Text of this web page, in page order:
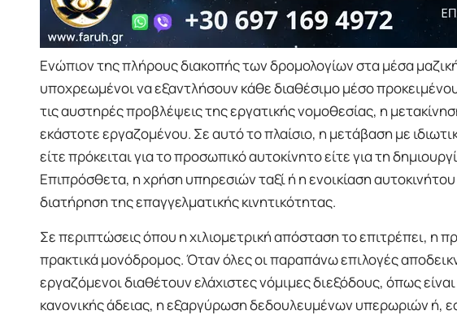
Ενώπιον της πλήρους διακοπής των δρομολογίων στα μέσα
υποχρεωμένοι να εξαντλήσουν κάθε διαθέσιμο μέσο
τις αυστηρές προβλέψεις της εργατικής νομοθεσίας, η
εκάστοτε εργαζομένου. Σε αυτό το πλαίσιο, η μετάβαση με
είτε πρόκειται για το προσωπικό αυτοκίνητο είτε για τη
Επιπρόσθετα, η χρήση υπηρεσιών ταξί ή η ενοικίαση
διατήρηση της επαγγελματικής κινητικότητας.
Σε περιπτώσεις όπου η χιλιομετρική απόσταση το επιτρέπει, η
πρακτικά μονόδρομος. Όταν όλες οι παραπάνω επιλογές
εργαζόμενοι διαθέτουν ελάχιστες νόμιμες διεξόδους, όπως
κανονικής άδειας, η εξαργύρωση δεδουλευμένων υπερωριών ή,